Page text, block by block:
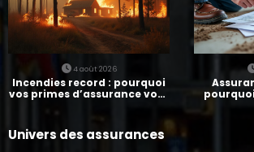
4 août 2026
Incendies record : pourquoi
vos primes d’assurance vont
Univers des assurances